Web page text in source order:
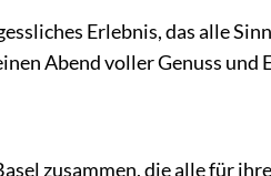
Erlebnis, das alle
Abend voller Genuss und
zusammen, die alle für